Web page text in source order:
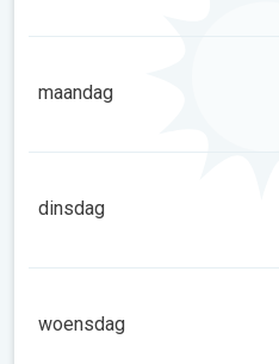
maandag
dinsdag
woensdag